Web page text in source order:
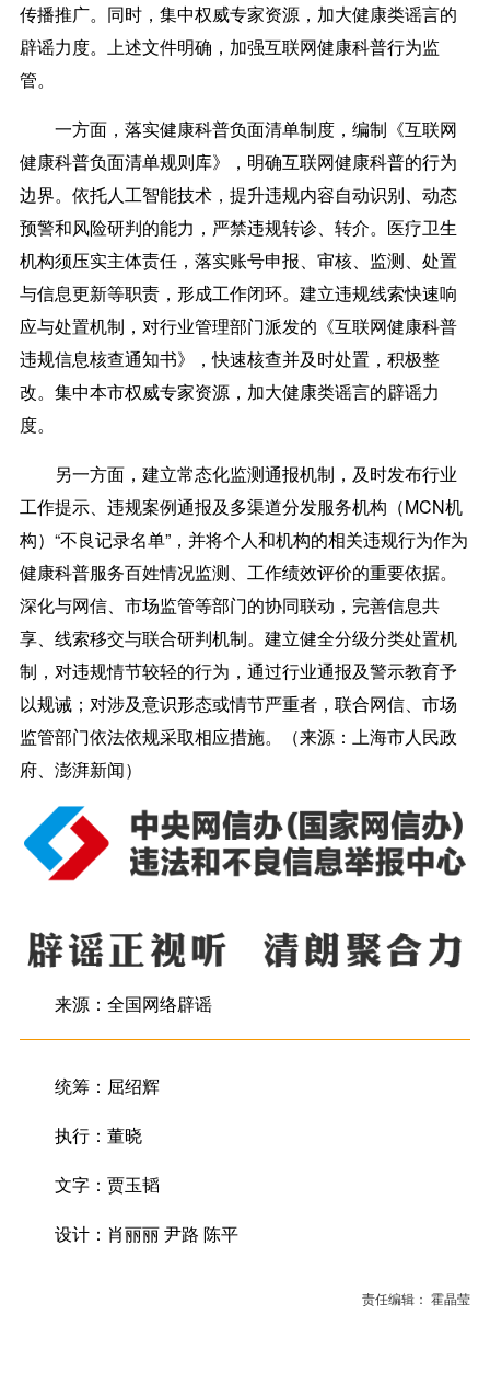
传播推广。同时，集中权威专家资源，加大健康类谣言的
辟谣力度。上述文件明确，加强互联网健康科普行为监
管。
一方面，落实健康科普负面清单制度，编制《互联网
健康科普负面清单规则库》，明确互联网健康科普的行为
边界。依托人工智能技术，提升违规内容自动识别、动态
预警和风险研判的能力，严禁违规转诊、转介。医疗卫生
机构须压实主体责任，落实账号申报、审核、监测、处置
与信息更新等职责，形成工作闭环。建立违规线索快速响
应与处置机制，对行业管理部门派发的《互联网健康科普
违规信息核查通知书》，快速核查并及时处置，积极整
改。集中本市权威专家资源，加大健康类谣言的辟谣力
度。
另一方面，建立常态化监测通报机制，及时发布行业
工作提示、违规案例通报及多渠道分发服务机构（MCN机
构）“不良记录名单”，并将个人和机构的相关违规行为作为
健康科普服务百姓情况监测、工作绩效评价的重要依据。
深化与网信、市场监管等部门的协同联动，完善信息共
享、线索移交与联合研判机制。建立健全分级分类处置机
制，对违规情节较轻的行为，通过行业通报及警示教育予
以规诫；对涉及意识形态或情节严重者，联合网信、市场
监管部门依法依规采取相应措施。（来源：上海市人民政
府、澎湃新闻）
来源：全国网络辟谣
统筹：屈绍辉
执行：董晓
文字：贾玉韬
设计：肖丽丽 尹路 陈平
责任编辑： 霍晶莹